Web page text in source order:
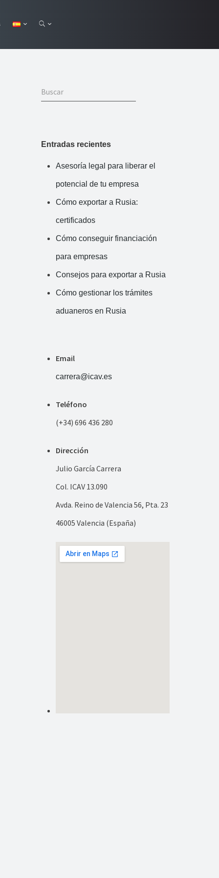
Entradas recientes
Asesoría legal para liberar el
potencial de tu empresa
Cómo exportar a Rusia:
certificados
Cómo conseguir financiación
para empresas
Consejos para exportar a Rusia
Cómo gestionar los trámites
aduaneros en Rusia
Email
carrera@icav.es
Teléfono
(+34) 696 436 280
Dirección
Julio García Carrera
Col. ICAV 13.090
Avda. Reino de Valencia 56, Pta. 23
46005 Valencia (España)